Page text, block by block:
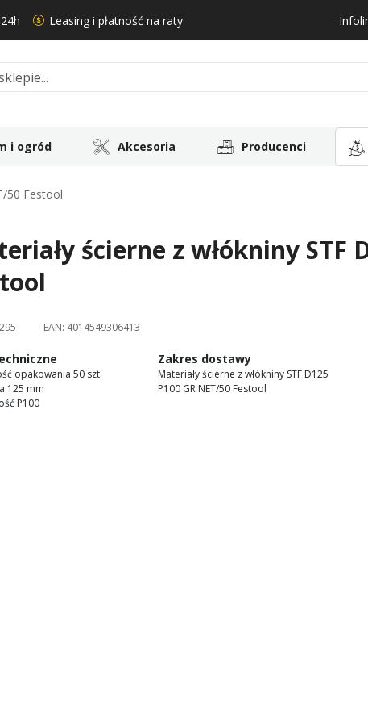
Leasing i płatność na raty
i ogród Akcesoria Producenci
50 Festool
ścierne z włókniny STF
EAN: 4014549306413
opakowania 50 szt.
125 mm
P100
Zakres dostawy
Materiały ścierne z włókniny STF D125
P100 GR NET/50 Festool